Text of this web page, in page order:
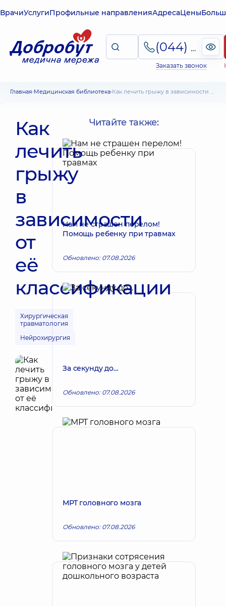
ВрачиУслугиПрофильные направленияАдресаЦены
(044) 495-2-888
Заказать звонок
Главная Медицинская библиотека Как лечить грыжу в зависимости от её классификации
Как
лечить
грыжу
в
зависимости
от
её
классификации
Хирургическая
травматология
Нейрохирургия
Читайте также:
Нам не страшен перелом!
Помощь ребенку при травмах
Обновлено: 07.08.2026
За секунду до…
Обновлено: 07.08.2026
МРТ головного мозга
Обновлено: 07.08.2026